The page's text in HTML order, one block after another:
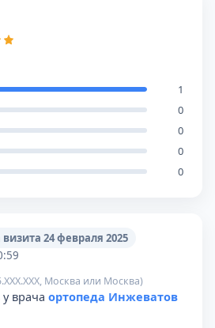
1
0
0
0
0
24 февраля 2025
Москва или Москва)
врача ортопеда Инжеватов